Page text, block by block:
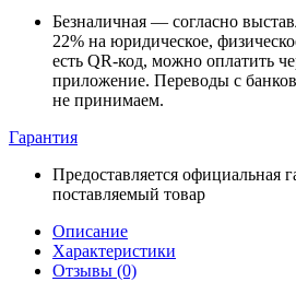
Безналичная — согласно
22% на юридическое,
есть QR-код, можно оплатить
приложение. Переводы с
не принимаем.
Гарантия
Предоставляется официальная
поставляемый товар
Описание
Характеристики
Отзывы (0)